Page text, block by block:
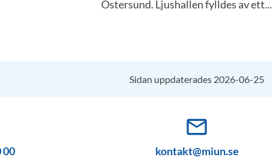
Östersund. Ljushallen fylldes av ett...
Sidan uppdaterades 2026-06-25
00
mail_outline
kontakt@miun.se